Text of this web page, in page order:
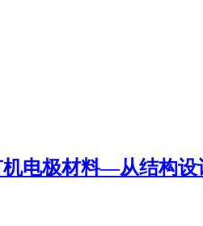
电极材料—从结构设